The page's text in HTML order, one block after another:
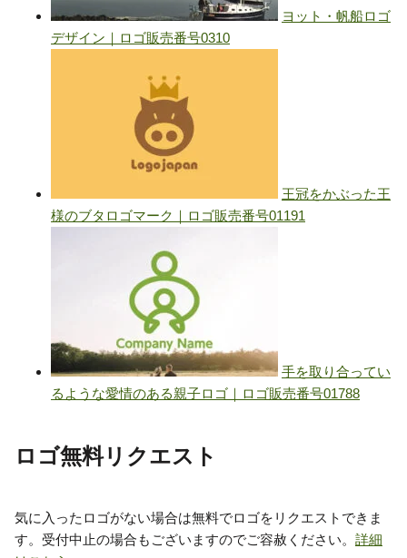
ロゴ無料リクエスト
気に入ったロゴがない場合は無料でロゴをリクエストできま
す。受付中止の場合もございますのでご容赦ください。 詳細